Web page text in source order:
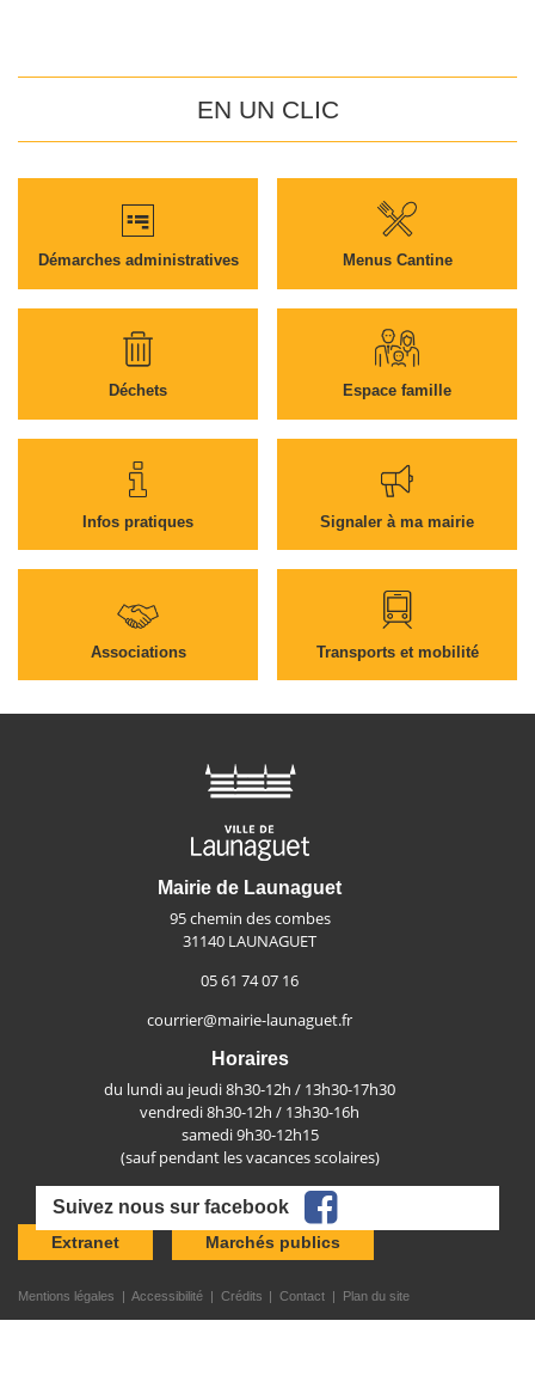
EN UN CLIC
Démarches administratives Menus Cantine
Déchets Espace famille
Infos pratiques Signaler à ma mairie
Associations Transports et mobilité
Mairie de Launaguet
95 chemin des combes
31140 LAUNAGUET
05 61 74 07 16
courrier@mairie-launaguet.fr
Horaires
du lundi au jeudi 8h30-12h / 13h30-17h30
vendredi 8h30-12h / 13h30-16h
samedi 9h30-12h15
(sauf pendant les vacances scolaires)
Suivez nous sur facebook
Extranet Marchés publics
Mentions légales Accessibilité Crédits Contact Plan du site